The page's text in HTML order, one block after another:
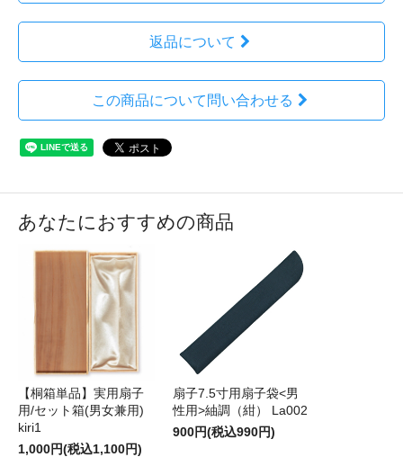
返品について
この商品について問い合わせる
あなたにおすすめの商品
【桐箱単品】実用扇子
用/セット箱(男女兼用)
kiri1
1,000円(税込1,100円)
扇子7.5寸用扇子袋<男
性用>紬調（紺） La002
900円(税込990円)